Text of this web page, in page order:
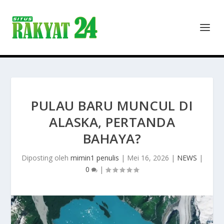
PULAU BARU MUNCUL DI
ALASKA, PERTANDA
BAHAYA?
Diposting oleh mimin1 penulis | Mei 16, 2026 | NEWS |
0
|